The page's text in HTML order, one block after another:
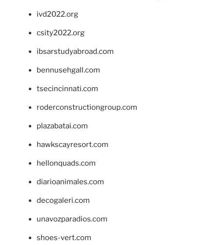
ivd2022.org
csity2022.org
ibsarstudyabroad.com
bennusehgall.com
tsecincinnati.com
roderconstructiongroup.com
plazabatai.com
hawkscayresort.com
hellonquads.com
diarioanimales.com
decogaleri.com
unavozparadios.com
shoes-vert.com